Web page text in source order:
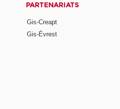
PARTENARIATS
Gis-Creapt
Gis-Évrest